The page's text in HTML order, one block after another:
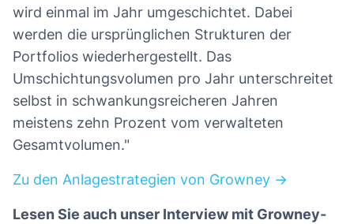
wird einmal im Jahr umgeschichtet. Dabei
werden die ursprünglichen Strukturen der
Portfolios wiederhergestellt. Das
Umschichtungsvolumen pro Jahr unterschreitet
selbst in schwankungsreicheren Jahren
meistens zehn Prozent vom verwalteten
Gesamtvolumen."
Zu den Anlagestrategien von Growney →
Lesen Sie auch unser Interview mit Growney-